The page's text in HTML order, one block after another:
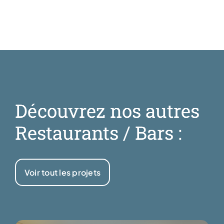
Découvrez nos autres
Restaurants / Bars :
Voir tout les projets